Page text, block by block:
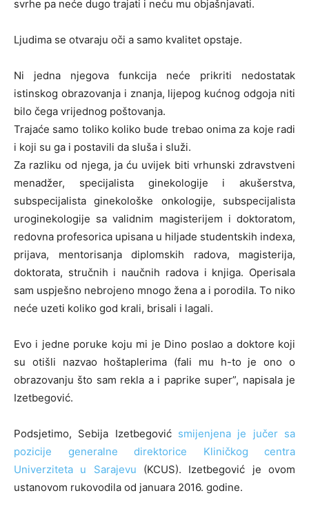
svrhe pa neće dugo trajati i neću mu objašnjavati.
Ljudima se otvaraju oči a samo kvalitet opstaje.
Ni jedna njegova funkcija neće prikriti nedostatak
istinskog obrazovanja i znanja, lijepog kućnog odgoja niti
bilo čega vrijednog poštovanja.
Trajaće samo toliko koliko bude trebao onima za koje radi
i koji su ga i postavili da sluša i služi.
Za razliku od njega, ja ću uvijek biti vrhunski zdravstveni
menadžer, specijalista ginekologije i akušerstva,
subspecijalista ginekološke onkologije, subspecijalista
uroginekologije sa validnim magisterijem i doktoratom,
redovna profesorica upisana u hiljade studentskih indexa,
prijava, mentorisanja diplomskih radova, magisterija,
doktorata, stručnih i naučnih radova i knjiga. Operisala
sam uspješno nebrojeno mnogo žena a i porodila. To niko
neće uzeti koliko god krali, brisali i lagali.
Evo i jedne poruke koju mi je Dino poslao a doktore koji
su otišli nazvao hoštaplerima (fali mu h-to je ono o
obrazovanju što sam rekla a i paprike super”, napisala je
Izetbegović.
Podsjetimo, Sebija Izetbegović smijenjena je jučer sa
pozicije generalne direktorice Kliničkog centra
Univerziteta u Sarajevu (KCUS). Izetbegović je ovom
ustanovom rukovodila od januara 2016. godine.